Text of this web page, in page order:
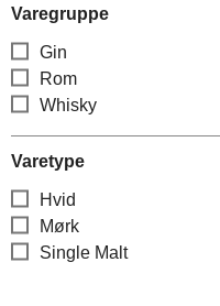
Varegruppe
Gin
Rom
Whisky
Varetype
Hvid
Mørk
Single Malt